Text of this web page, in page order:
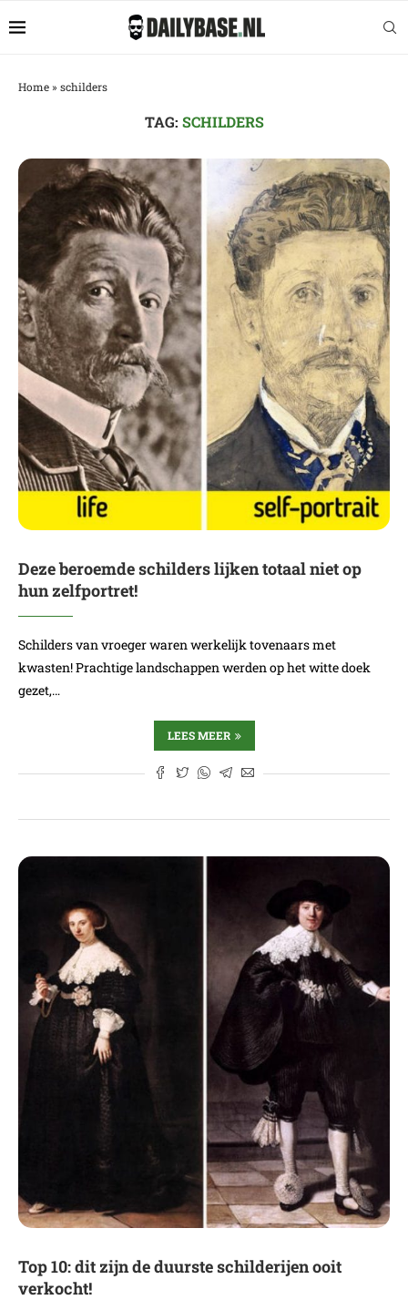
Home» schilders
TAG: SCHILDERS
Deze beroemde schilders lijken totaal niet op
hun zelfportret!
Schilders van vroeger waren werkelijk tovenaars met
kwasten! Prachtige landschappen werden op het witte doek
gezet,…
LEES MEER
Top 10: dit zijn de duurste schilderijen ooit
verkocht!